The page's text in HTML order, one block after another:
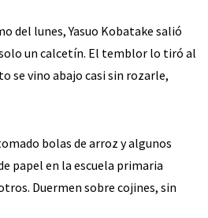
del lunes, Yasuo Kobatake salió
un calcetín. El temblor lo tiró al
se vino abajo casi sin rozarle,
bolas de arroz y algunos
papel en la escuela primaria
Duermen sobre cojines, sin